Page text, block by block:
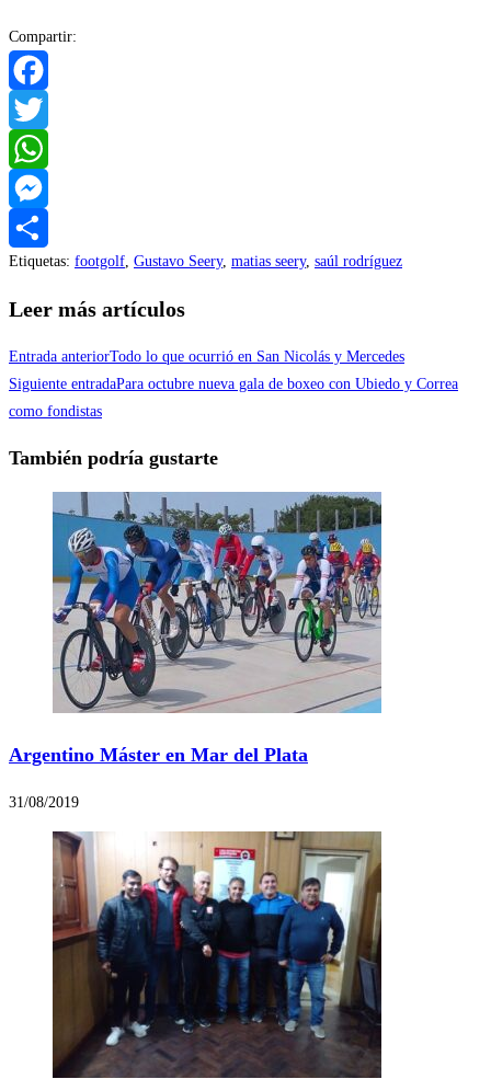
Compartir:
Facebook
Twitter
WhatsApp
Messenger
Compartir
Etiquetas: footgolf, Gustavo Seery, matias seery, saúl rodríguez
Leer más artículos
Entrada anteriorTodo lo que ocurrió en San Nicolás y Mercedes
Siguiente entradaPara octubre nueva gala de boxeo con Ubiedo y Correa
como fondistas
También podría gustarte
Argentino Máster en Mar del Plata
31/08/2019